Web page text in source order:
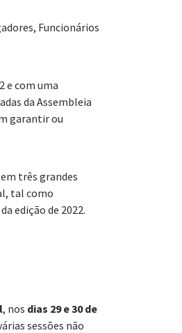
Funcionários
e com uma
da Assembleia
garantir ou
três grandes
tal como
edição de 2022.
, nos dias 29 e 30 de
sessões não
Societal]
digital